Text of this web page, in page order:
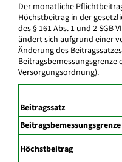
Der monatliche
Höchstbeitrag in der
des § 161 Abs. 1 und 2 SGB
ändert sich aufgrund einer
Änderung des
Beitragsbemessungsgrenze
Versorgungsordnung).
Beitragssatz
Beitragsbemessungsgrenze
Höchstbeitrag